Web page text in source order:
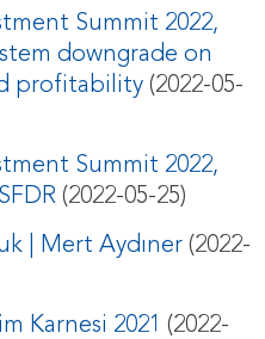
Summit 2022,
downgrade on
profitability (2022-05-
Summit 2022,
(2022-05-25)
| Mert Aydıner (2022-
Karnesi 2021 (2022-